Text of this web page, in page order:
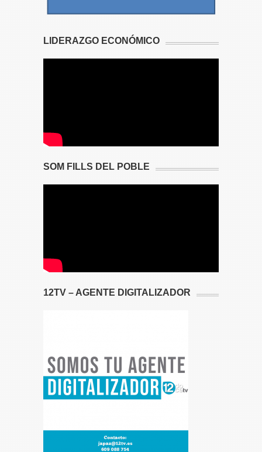
LIDERAZGO ECONÓMICO
SOM FILLS DEL POBLE
12TV – AGENTE DIGITALIZADOR